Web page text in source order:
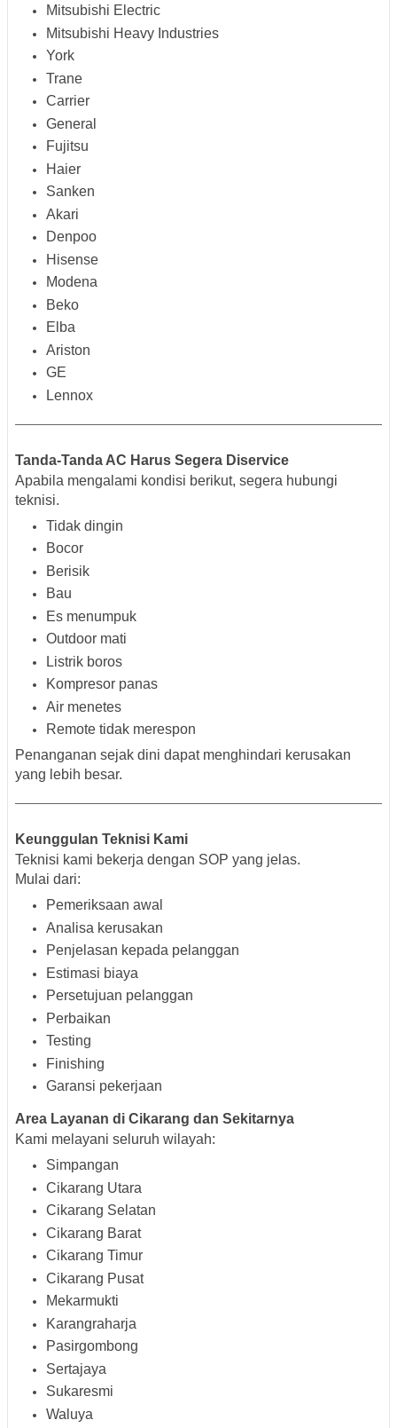
Mitsubishi Electric
Mitsubishi Heavy Industries
York
Trane
Carrier
General
Fujitsu
Haier
Sanken
Akari
Denpoo
Hisense
Modena
Beko
Elba
Ariston
GE
Lennox
Tanda-Tanda AC Harus Segera Diservice
Apabila mengalami kondisi berikut, segera hubungi
teknisi.
Tidak dingin
Bocor
Berisik
Bau
Es menumpuk
Outdoor mati
Listrik boros
Kompresor panas
Air menetes
Remote tidak merespon
Penanganan sejak dini dapat menghindari kerusakan
yang lebih besar.
Keunggulan Teknisi Kami
Teknisi kami bekerja dengan SOP yang jelas.
Mulai dari:
Pemeriksaan awal
Analisa kerusakan
Penjelasan kepada pelanggan
Estimasi biaya
Persetujuan pelanggan
Perbaikan
Testing
Finishing
Garansi pekerjaan
Area Layanan di Cikarang dan Sekitarnya
Kami melayani seluruh wilayah:
Simpangan
Cikarang Utara
Cikarang Selatan
Cikarang Barat
Cikarang Timur
Cikarang Pusat
Mekarmukti
Karangraharja
Pasirgombong
Sertajaya
Sukaresmi
Waluya